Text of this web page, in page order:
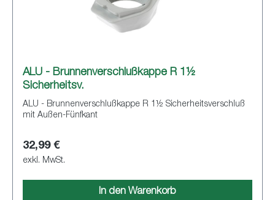
ALU - Brunnenverschlußkappe R 1½
Sicherheitsv.
ALU - Brunnenverschlußkappe R 1½ Sicherheitsverschluß
mit Außen-Fünfkant
32,99 €
exkl. MwSt.
In den Warenkorb